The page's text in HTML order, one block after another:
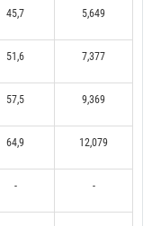
45,7 5,649
51,6 7,377
57,5 9,369
64,9 12,079
- -